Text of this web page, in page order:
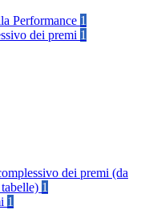
Performance 1
dei premi 1
dei premi (da
1
1